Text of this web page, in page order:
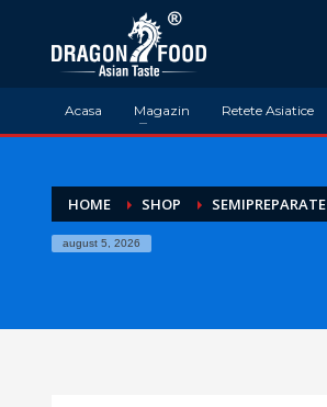
Acasa Magazin Retete Asiatice
HOME SHOP SEMIPREPARATE
august 5, 2026